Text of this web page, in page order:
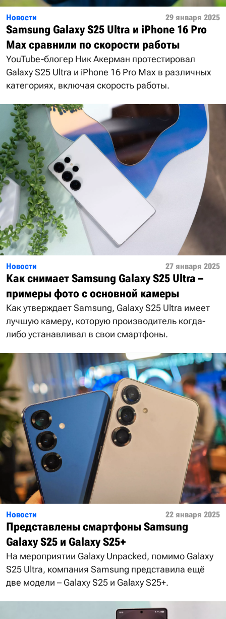
Новости 29 января 2025
Samsung Galaxy S25 Ultra и iPhone 16 Pro
Max сравнили по скорости работы
YouTube-блогер Ник Акерман протестировал
Galaxy S25 Ultra и iPhone 16 Pro Max в различных
категориях, включая скорость работы.
Новости 27 января 2025
Как снимает Samsung Galaxy S25 Ultra –
примеры фото с основной камеры
Как утверждает Samsung, Galaxy S25 Ultra имеет
лучшую камеру, которую производитель когда-
либо устанавливал в свои смартфоны.
Новости 22 января 2025
Представлены смартфоны Samsung
Galaxy S25 и Galaxy S25+
На мероприятии Galaxy Unpacked, помимо Galaxy
S25 Ultra, компания Samsung представила ещё
две модели – Galaxy S25 и Galaxy S25+.